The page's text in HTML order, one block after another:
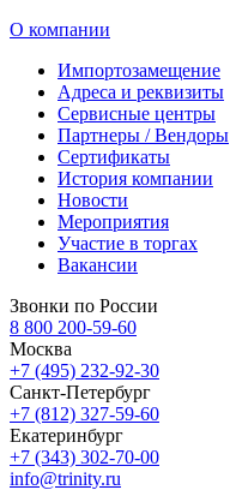
О компании
Импортозамещение
Адреса и реквизиты
Сервисные центры
Партнеры / Вендоры
Сертификаты
История компании
Новости
Мероприятия
Участие в торгах
Вакансии
Звонки по России
8 800 200-59-60
Москва
+7 (495) 232-92-30
Санкт-Петербург
+7 (812) 327-59-60
Екатеринбург
+7 (343) 302-70-00
info@trinity.ru